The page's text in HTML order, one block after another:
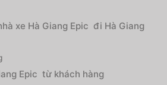
xe Hà Giang Epic đi Hà Giang
Epic từ khách hàng